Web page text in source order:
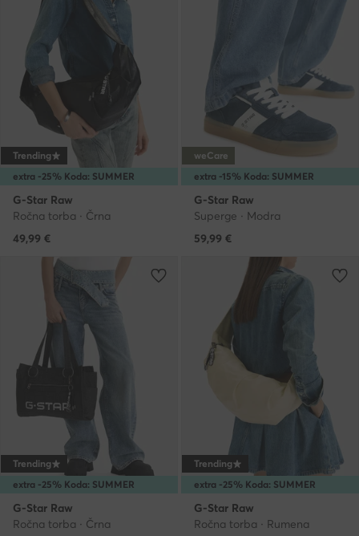
extra -25% Koda: SUMMER
Trending
G-Star Raw
Ročna torba · Črna
49,99 €
extra -15% Koda: SUMMER
weCare
G-Star Raw
Superge · Modra
59,99 €
extra -25% Koda: SUMMER
Trending
G-Star Raw
Ročna torba · Črna
extra -25% Koda: SUMMER
Trending
G-Star Raw
Ročna torba · Rumena